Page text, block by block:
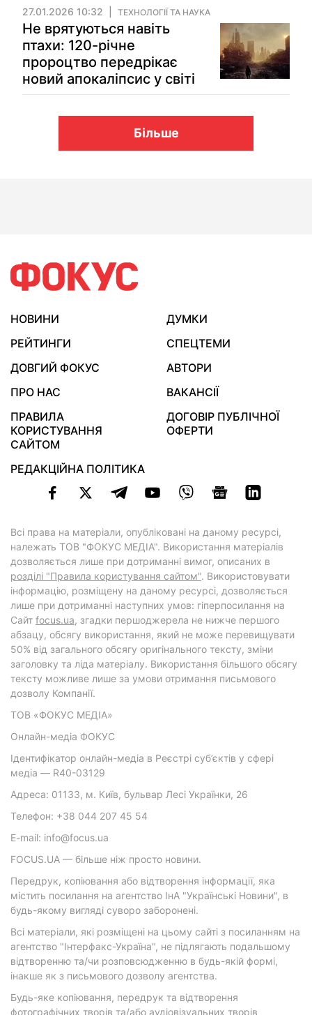
27.01.2026 10:32 ТЕХНОЛОГІЇ ТА НАУКА
Не врятуються навіть
птахи: 120-річне
пророцтво передрікає
новий апокаліпсис у світі
Більше
НОВИНИ
ДУМКИ
РЕЙТИНГИ
СПЕЦТЕМИ
ДОВГИЙ ФОКУС
АВТОРИ
ПРО НАС
ВАКАНСІЇ
ПРАВИЛА
КОРИСТУВАННЯ
САЙТОМ
ДОГОВІР ПУБЛІЧНОЇ
ОФЕРТИ
РЕДАКЦІЙНА ПОЛІТИКА
Всі права на матеріали, опубліковані на даному ресурсі,
належать ТОВ "ФОКУС МЕДІА". Використання матеріалів
дозволяється лише при дотриманні вимог, описаних в
розділі "Правила користування сайтом". Використовувати
інформацію, розміщену на даному ресурсі, дозволяється
лише при дотриманні наступних умов: гіперпосилання на
Cайт focus.ua, згадки першоджерела не нижче першого
абзацу, обсягу використання, який не може перевищувати
50% від загального обсягу оригінального тексту, зміни
заголовку та ліда матеріалу. Використання більшого обсягу
тексту можливе лише за умови отримання письмового
дозволу Компанії.
ТОВ «ФОКУС МЕДІА»
Онлайн-медіа ФОКУС
Ідентифікатор онлайн-медіа в Реєстрі суб’єктів у сфері
медіа — R40-03129
Адреса: 01133, м. Київ, бульвар Лесі Українки, 26
Телефон: +38 044 207 45 54
E-mail: info@focus.ua
FOCUS.UA — більше ніж просто новини.
Передрук, копіювання або відтворення інформації, яка
містить посилання на агентство ІнА "Українські Новини", в
будь-якому вигляді суворо заборонені.
Всі матеріали, які розміщені на цьому сайті з посиланням на
агентство "Інтерфакс-Україна", не підлягають подальшому
відтворенню та/чи розповсюдженню в будь-якій формі,
інакше як з письмового дозволу агентства.
Будь-яке копіювання, передрук та відтворення
фотографічних творів та/або аудіовізуальних творів